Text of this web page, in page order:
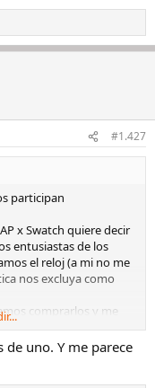
#1.427
participan
x Swatch quiere decir
entusiastas de los
el reloj (a mi no me
nos excluya como
comprarlos y me
los mayores fans de
uno. Y me parece